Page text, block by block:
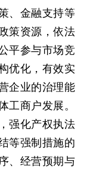
、金融支持等
策资源，依法
平参与市场竞
优化，有效实
企业的治理能
工商户发展。
强化产权执法
等强制措施的
、经营预期与